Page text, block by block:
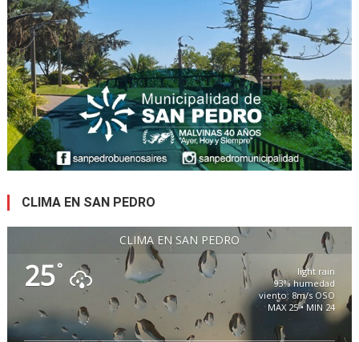
CLIMA EN SAN PEDRO
CLIMA EN SAN PEDRO
25°
light rain
93% humedad
viento: 8m/s OSO
MAX 25 • MIN 24